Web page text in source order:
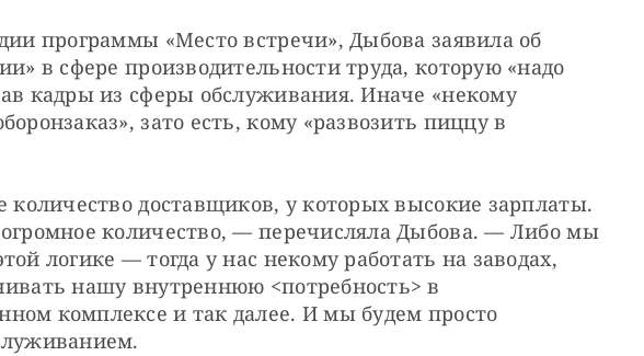
программы «Место встречи», Дыбова заявила об
в сфере производительности труда, которую «надо
кадры из сферы обслуживания. Иначе «некому
зато есть, кому «развозить пиццу в
количество доставщиков, у которых высокие зарплаты.
количество, — перечисляла Дыбова. — Либо мы
логике — тогда у нас некому работать на заводах,
нашу внутреннюю <потребность> в
комплексе и так далее. И мы будем просто